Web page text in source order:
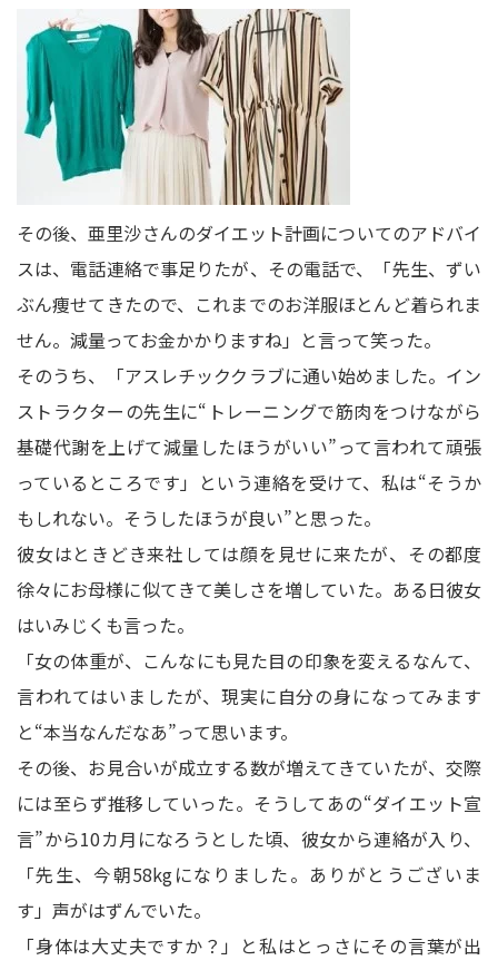
その後、亜里沙さんのダイエット計画についてのアドバイ
スは、電話連絡で事足りたが、その電話で、「先生、ずい
ぶん痩せてきたので、これまでのお洋服ほとんど着られま
せん。減量ってお金かかりますね」と言って笑った。
そのうち、「アスレチッククラブに通い始めました。イン
ストラクターの先生に“トレーニングで筋肉をつけながら
基礎代謝を上げて減量したほうがいい”って言われて頑張
っているところです」という連絡を受けて、私は“そうか
もしれない。そうしたほうが良い”と思った。
彼女はときどき来社しては顔を見せに来たが、その都度
徐々にお母様に似てきて美しさを増していた。ある日彼女
はいみじくも言った。
「女の体重が、こんなにも見た目の印象を変えるなんて、
言われてはいましたが、現実に自分の身になってみます
と“本当なんだなあ”って思います。
その後、お見合いが成立する数が増えてきていたが、交際
には至らず推移していった。そうしてあの“ダイエット宣
言”から10カ月になろうとした頃、彼女から連絡が入り、
「先生、今朝58kgになりました。ありがとうございま
す」声がはずんでいた。
「身体は大丈夫ですか？」と私はとっさにその言葉が出